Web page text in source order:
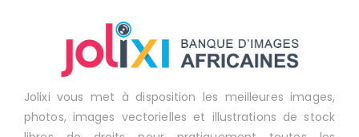
Jolixi vous met à disposition les meilleures images,
photos, images vectorielles et illustrations de stock